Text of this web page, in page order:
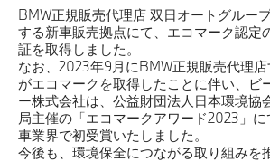
BMW正規販売代理店 双日オートグルー
する新車販売拠点にて、エコマーク認定
証を取得しました。
なお、2023年9月にBMW正規販売代理
がエコマークを取得したことに伴い、ビ
ー株式会社は、公益財団法人日本環境協
局主催の「エコマークアワード2023」
車業界で初受賞いたしました。
今後も、環境保全につながる取り組みを